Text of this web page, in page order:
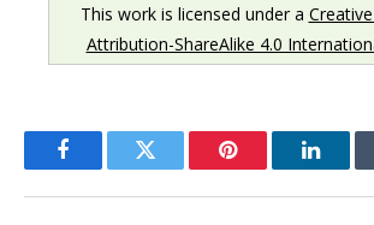
This work is licensed under a
Attribution-ShareAlike 4.0
FacebookTwitter Pinterest